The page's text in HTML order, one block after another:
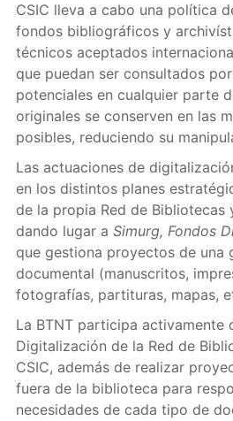
CSIC lleva a cabo una política
fondos bibliográficos y
técnicos aceptados
que puedan ser consultados
potenciales en cualquier parte
originales se conserven en las
posibles, reduciendo su
Las actuaciones de
en los distintos planes
de la propia Red de Bibliotecas
dando lugar a Simurg, Fondos
que gestiona proyectos de una
documental (manuscritos,
fotografías, partituras, mapas,
La BTNT participa activamente
Digitalización de la Red de
CSIC, además de realizar
fuera de la biblioteca para
necesidades de cada tipo de